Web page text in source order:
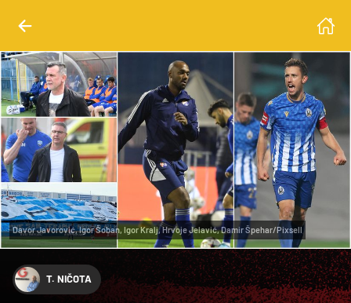
Davor Javorović, Igor Šoban, Igor Kralj, Hrvoje Jelavić, Damir Špehar/Pixsell
T. NIČOTA